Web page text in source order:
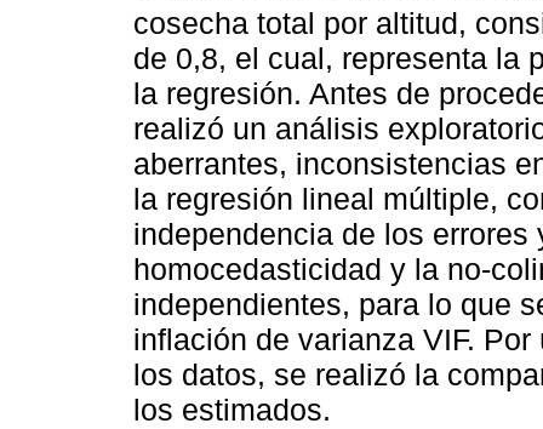
cosecha total por altitud,
de 0,8, el cual, representa la
la regresión. Antes de
realizó un análisis
aberrantes, inconsistencias
la regresión lineal múltiple,
independencia de los
homocedasticidad y la no-
independientes, para lo que
inflación de varianza VIF.
los datos, se realizó la
los estimados.